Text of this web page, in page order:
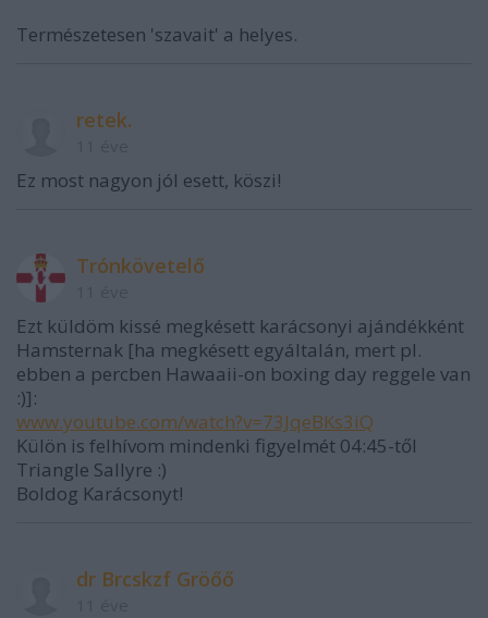
Természetesen 'szavait' a helyes.
retek.
Ez most nagyon jól esett, köszi!
Trónkövetelő
Ezt küldöm kissé megkésett karácsonyi ajándékként
Hamsternak [ha megkésett egyáltalán, mert pl.
ebben a percben Hawaaii-on boxing day reggele van
:)]:
www.youtube.com/watch?v=73JqeBKs3iQ
Külön is felhívom mindenki figyelmét 04:45-től
Triangle Sallyre :)
Boldog Karácsonyt!
dr Brcskzf Gröőő